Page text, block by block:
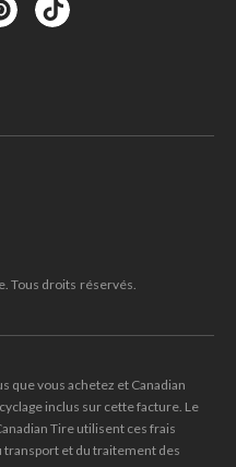
Tous droits réservés.
que vous achetez et Canadian
inclus sur cette facture. Le
Tire utilisent ces frais
transport et du traitement des